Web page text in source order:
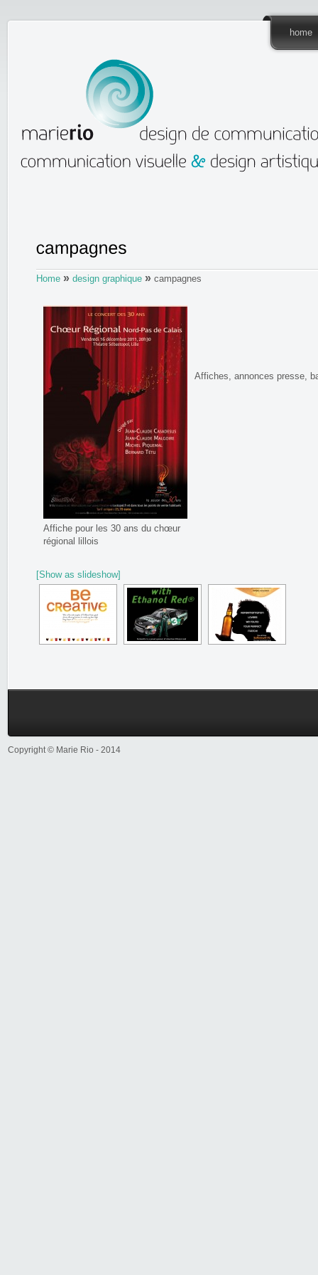
home
Home » design graphique » campagnes
Affiche pour les 30 ans du chœur
régional lillois
Affiches, annonces presse,
[Show as slideshow]
Copyright © Marie Rio - 2014